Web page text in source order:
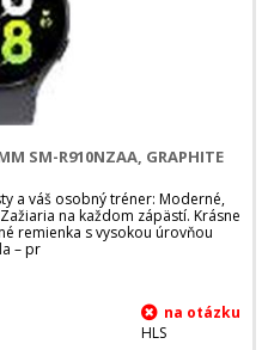
SM-R910NZAA, GRAPHITE
a váš osobný tréner: Moderné,
na každom zápästí. Krásne
remienka s vysokou úrovňou
– pr
HLS